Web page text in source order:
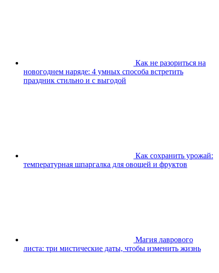
Как не разориться на
новогоднем наряде: 4 умных способа встретить
праздник стильно и с выгодой
Как сохранить урожай:
температурная шпаргалка для овощей и фруктов
Магия лаврового
листа: три мистические даты, чтобы изменить жизнь